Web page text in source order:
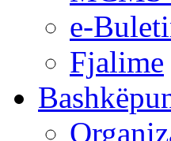
e-
Fjalime